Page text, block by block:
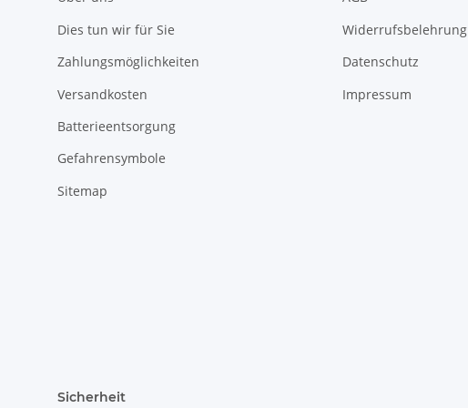
Dies tun wir für Sie
Zahlungsmöglichkeiten
Versandkosten
Batterieentsorgung
Gefahrensymbole
Sitemap
Widerrufsbelehrung
Datenschutz
Impressum
Sicherheit